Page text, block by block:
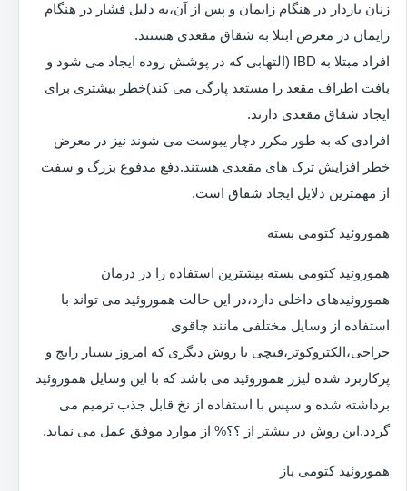
زنان باردار در هنگام زایمان و پس از آن،به دلیل فشار در هنگام
زایمان در معرض ابتلا به شقاق مقعدی هستند.
افراد مبتلا به IBD (التهابی که در پوشش روده ایجاد می شود و
بافت اطراف مقعد را مستعد پارگی می کند)خطر بیشتری برای
ایجاد شقاق مقعدی دارند.
افرادی که به طور مکرر دچار یبوست می شوند نیز در معرض
خطر افزایش ترک های مقعدی هستند.دفع مدفوع بزرگ و سفت
از مهمترین دلایل ایجاد شقاق است.
هموروئید کتومی بسته
هموروئید کتومی بسته بیشترین استفاده را در درمان
هموروئیدهای داخلی دارد،در این حالت هموروئید می تواند با
استفاده از وسایل مختلفی مانند چاقوی
جراحی،الکتروکوتر،قیچی یا روش دیگری که امروز بسیار رایج و
پرکاربرد شده لیزر هموروئید می باشد که با این وسایل هموروئید
برداشته شده و سپس با استفاده از نخ قابل جذب ترمیم می
گردد.این روش در بیشتر از ؟؟% از موارد موفق عمل می نماید.
هموروئید کتومی باز